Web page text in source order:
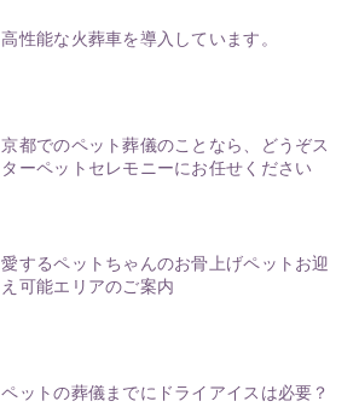
高性能な火葬車を導入しています。
京都でのペット葬儀のことなら、どうぞス
ターペットセレモニーにお任せください
愛するペットちゃんのお骨上げペットお迎
え可能エリアのご案内
ペットの葬儀までにドライアイスは必要？